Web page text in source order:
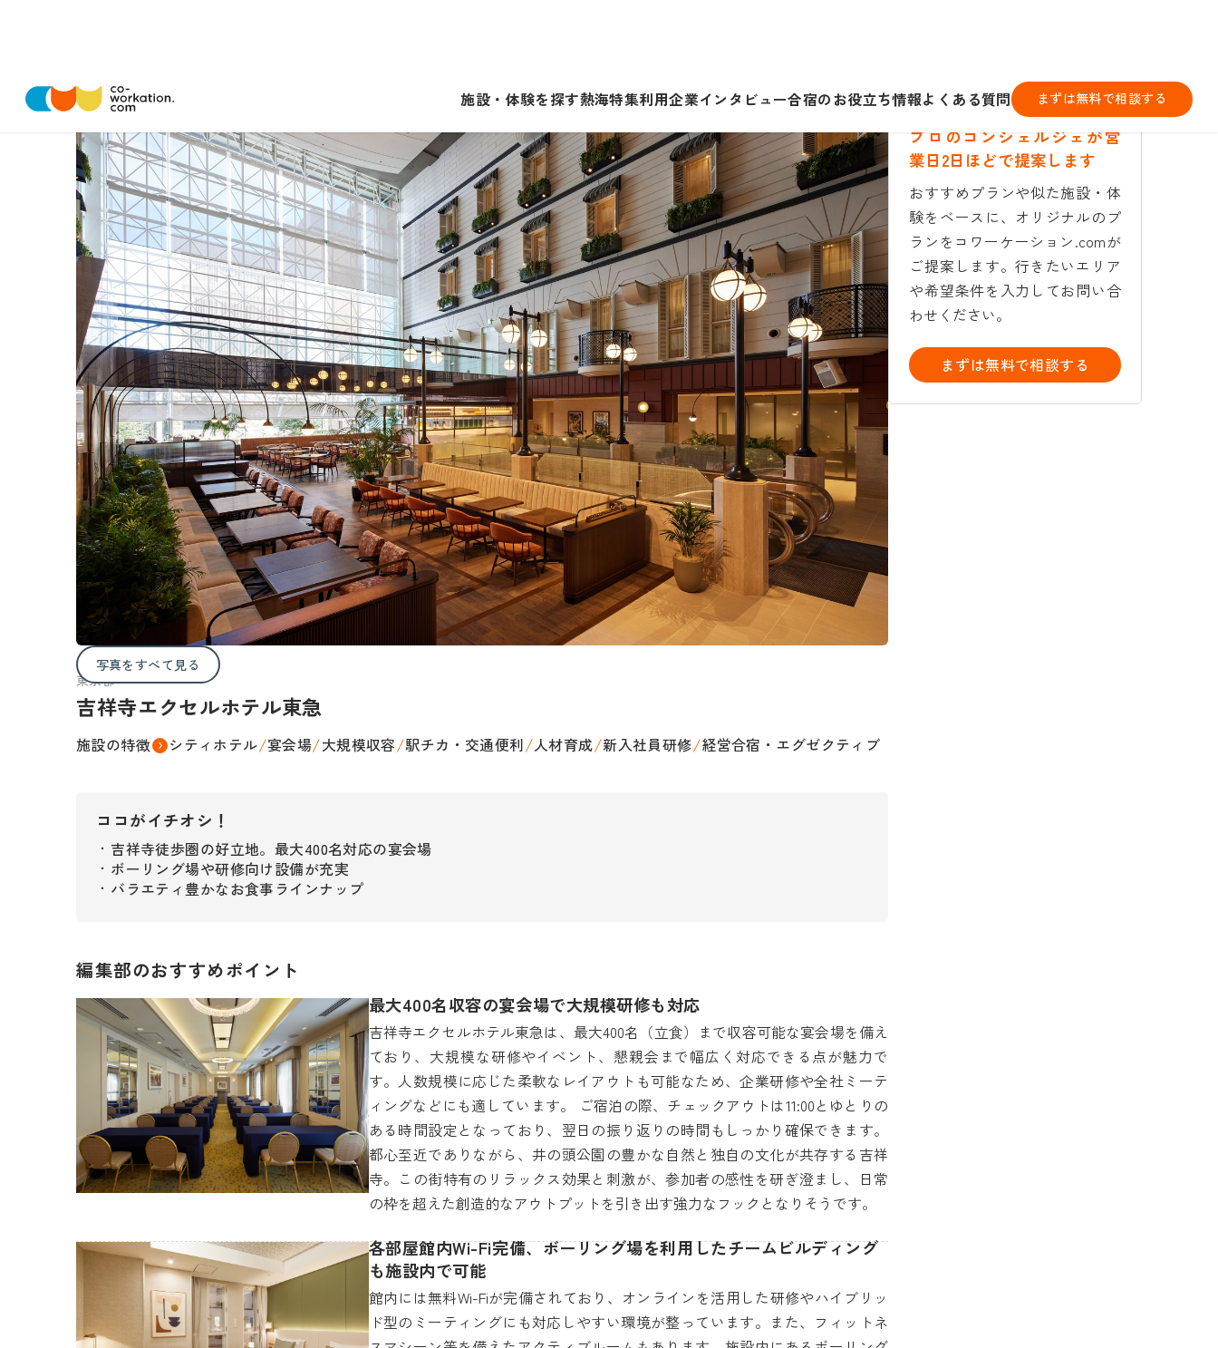
施設・体験を探す熱海特集利用企業インタビュー合宿のお役立ち情報よくある質問 まずは無料で相談する
写真をすべて見る
東京都
吉祥寺エクセルホテル東急
施設の特徴 シティホテル/宴会場/大規模収容/駅チカ・交通便利/人材育成/新入社員研修/経営合宿・エグゼクティブ
ココがイチオシ！
・ 吉祥寺徒歩圏の好立地。最大400名対応の宴会場
・ ボーリング場や研修向け設備が充実
・ バラエティ豊かなお食事ラインナップ
編集部のおすすめポイント
最大400名収容の宴会場で大規模研修も対応
吉祥寺エクセルホテル東急は、最大400名（立食）まで収容可能な宴会場を備え
ており、大規模な研修やイベント、懇親会まで幅広く対応できる点が魅力で
す。人数規模に応じた柔軟なレイアウトも可能なため、企業研修や全社ミーテ
ィングなどにも適しています。 ご宿泊の際、チェックアウトは11:00とゆとりの
ある時間設定となっており、翌日の振り返りの時間もしっかり確保できます。
都心至近でありながら、井の頭公園の豊かな自然と独自の文化が共存する吉祥
寺。この街特有のリラックス効果と刺激が、参加者の感性を研ぎ澄まし、日常
の枠を超えた創造的なアウトプットを引き出す強力なフックとなりそうです。
各部屋館内Wi-Fi完備、ボーリング場を利用したチームビルディング
も施設内で可能
館内には無料Wi-Fiが完備されており、オンラインを活用した研修やハイブリッ
ド型のミーティングにも対応しやすい環境が整っています。また、フィットネ
プロのコンシェルジェが営
業日2日ほどで提案します
おすすめプランや似た施設・体
験をベースに、オリジナルのプ
ランをコワーケーション.comが
ご提案します。行きたいエリア
や希望条件を入力してお問い合
わせください。
まずは無料で相談する